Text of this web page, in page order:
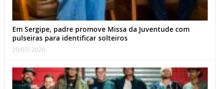
Em Sergipe, padre promove Missa da Juventude com
pulseiras para identificar solteiros
29/07/ 2026